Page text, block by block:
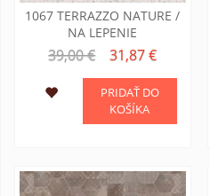
1067 TERRAZZO NATURE /
NA LEPENIE
39,00 € 31,87 €
PRIDAŤ DO
KOŠÍKA